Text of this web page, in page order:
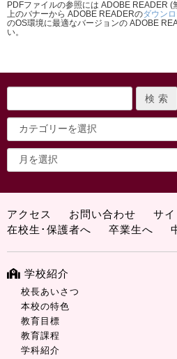
PDFファイルの参照には ADOBE READER (
上のバナーから ADOBE READERのダウン
のOS環境に最適なバージョンの ADOBE
い。
アクセス お問い合わせ
サ
在校生･保護者へ
卒業生へ
学校紹介
校長あいさつ
本校の特色
教育目標
教育課程
学科紹介